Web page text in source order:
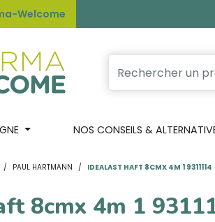
Welcome
NOS CONSEILS &
PAUL HARTMANN IDEALAST HAFT 8CMX 4M 1 9311114
8cmx 4m 1